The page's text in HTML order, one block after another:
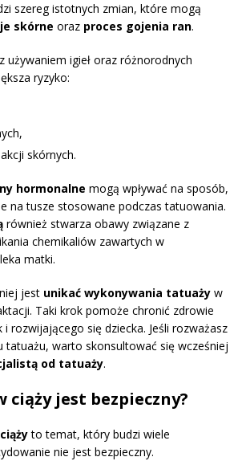
szereg istotnych zmian, które mogą
skórne oraz proces gojenia ran.
używaniem igieł oraz różnorodnych
ryzyko:
skórnych.
hormonalne mogą wpływać na sposób,
na tusze stosowane podczas tatuowania.
również stwarza obawy związane z
chemikaliów zawartych w
matki.
jest unikać wykonywania tatuaży w
Taki krok pomoże chronić zdrowie
rozwijającego się dziecka. Jeśli rozważasz
tatuażu, warto skonsultować się wcześniej
od tatuaży.
ciąży jest bezpieczny?
to temat, który budzi wiele
nie jest bezpieczny.